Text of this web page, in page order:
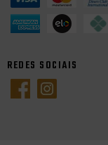
REDES SOCIAIS